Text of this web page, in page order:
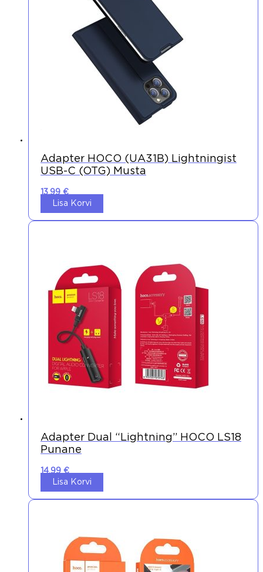
Adapter HOCO (UA31B) Lightningist
USB-C (OTG) Musta
13,99 €
Lisa Korvi
Adapter Dual “lightning” HOCO LS18
Punane
14,99 €
Lisa Korvi